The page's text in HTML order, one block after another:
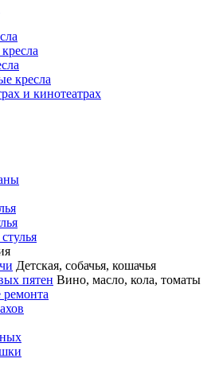
кресла
и кинотеатрах
Детская, собачья, кошачья
пятен Вино, масло, кола, томаты
ремонта